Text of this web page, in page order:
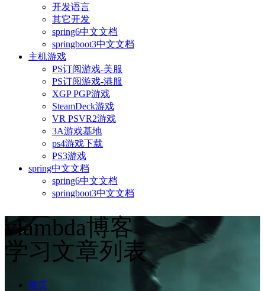
开发语言
其它开发
spring6中文文档
springboot3中文文档
主机游戏
PS订阅游戏-美服
PS订阅游戏-港服
XGP PGP游戏
SteamDeck游戏
VR PSVR2游戏
3A游戏基地
ps4游戏下载
PS3游戏
spring中文文档
spring6中文文档
springboot3中文文档
vlambda博客
学习文章列表
首页